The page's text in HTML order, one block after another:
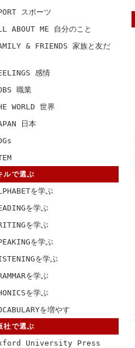
スポーツ
ABOUT ME 自分のこと
& FRIENDS 家族と友だ
感情
職業
WORLD 世界
日本
ルで選ぶ
を学ぶ
を学ぶ
を学ぶ
を学ぶ
を学ぶ
を学ぶ
を学ぶ
を増やす
社で選ぶ
University Press